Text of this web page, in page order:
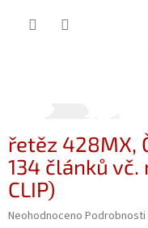
řetěz 428MX,
134 článků
CLIP)
Průměrné
Neohodnoceno